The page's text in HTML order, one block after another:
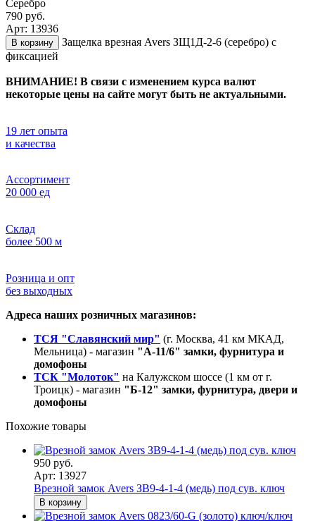
Серебро
790 руб.
Арт: 13936
В корзину
Защелка врезная Avers ЗЩ1Д-2-6 (серебро) с
фиксацией
ВНИМАНИЕ! В связи с изменением курса валют
некоторые цены на сайте могут быть не актуальными.
19 лет опыта
и качества
Ассортимент
20 000 ед
Склад
более 500 м
Розница и опт
без выходных
Адреса наших розничных магазинов:
ТСЯ "Славянский мир" (г. Москва, 41 км МКАД,
Мельница) - магазин "А-11/6" замки, фурнитура и
домофоны
ТСК "Молоток" на Калужском шоссе (1 км от г.
Троицк) - магазин "Б-12" замки, фурнитура, двери и
домофоны
Похожие товары
950 руб.
Арт: 13927
Врезной замок Avers ЗВ9-4-1-4 (медь) под сув. ключ
В корзину